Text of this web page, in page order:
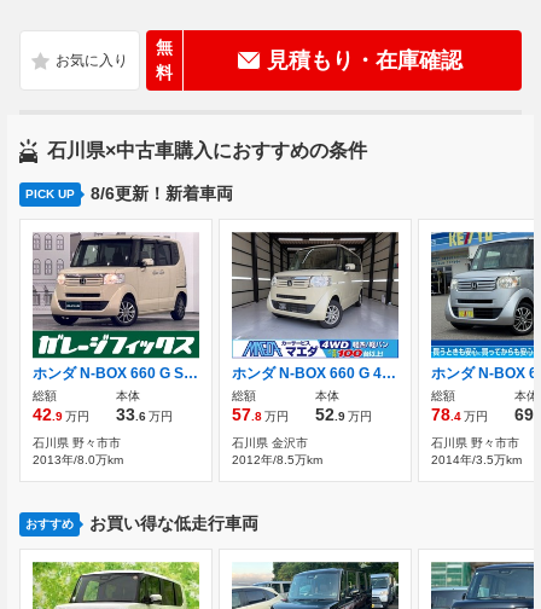
無
料
見積もり・在庫確認
石川県×中古車購入におすすめの条件
PICK UP 8/6更新！新着車両
ホンダ N-BOX 660 G SSパッケージ ETC 両側電動スライドドア ナビ TV
総額
42 .9万円
本体
33 .6万円
石川県 野々市市
2013年/8.0万km
ホンダ N-BOX 660 G 4WD 両側スライドドア/CD/ベンチシート/プッシ
総額
57 .8万円
本体
52 .9万円
石川県 金沢市
2012年/8.5万km
総額
78 .4万円
本体
69
石川県 野々市市
2014年/3.5万km
おすすめ お買い得な低走行車両